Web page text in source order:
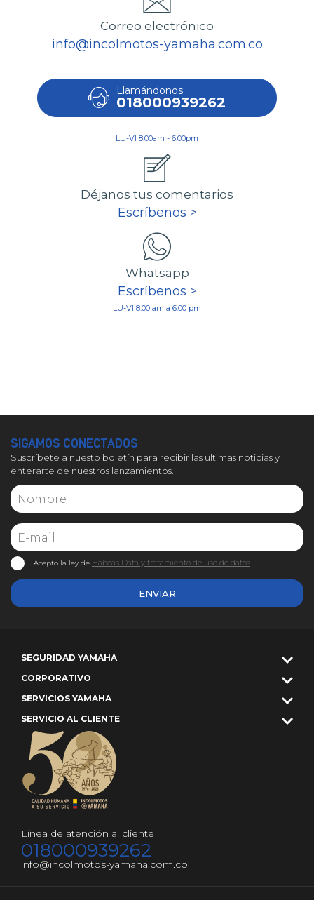
Correo electrónico
info@incolmotos-yamaha.com.co
Llamándonos
018000939262
LU-VI 8:00am - 6:00pm
Déjanos tus comentarios
Escríbenos >
Whatsapp
Escríbenos >
LU-VI 8:00 am a 6:00 pm
SIGAMOS CONECTADOS
Suscríbete a nuesto boletín para recibir las ultimas noticias y
enterarte de nuestros lanzamientos.
ENVIAR
Acepto la ley de Habeas Data y tratamiento de uso de datos
SEGURIDAD YAMAHA
CORPORATIVO
SERVICIOS YAMAHA
SERVICIO AL CLIENTE
Línea de atención al cliente
018000939262
info@incolmotos-yamaha.com.co